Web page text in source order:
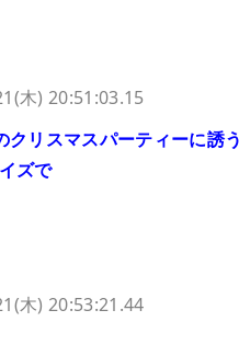
木) 20:51:03.15
クリスマスパーティーに誘
ズで
木) 20:53:21.44